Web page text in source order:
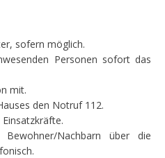
sofern möglich.
Personen sofort das
mit.
den Notruf 112.
Nachbarn über die